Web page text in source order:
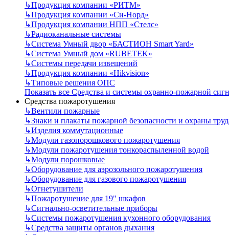
↳Продукция компании «РИТМ»
↳Продукция компании «Си-Норд»
↳Продукция компании НПП «Стелс»
↳Радиоканальные системы
↳Система Умный двор «БАСТИОН Smart Yard»
↳Система Умный дом «RUBETEK»
↳Системы передачи извещений
↳Продукция компании «Hikvision»
↳Типовые решения ОПС
Показать все Средства и системы охранно-пожарной
Средства пожаротушения
↳Вентили пожарные
↳Знаки и плакаты пожарной безопасности и охраны
↳Изделия коммутационные
↳Модули газопорошкового пожаротушения
↳Модули пожаротушения тонкораспыленной водой
↳Модули порошковые
↳Оборудование для аэрозольного пожаротушения
↳Оборудование для газового пожаротушения
↳Огнетушители
↳Пожаротушение для 19" шкафов
↳Сигнально-осветительные приборы
↳Системы пожаротушения кухонного оборудования
↳Средства защиты органов дыхания